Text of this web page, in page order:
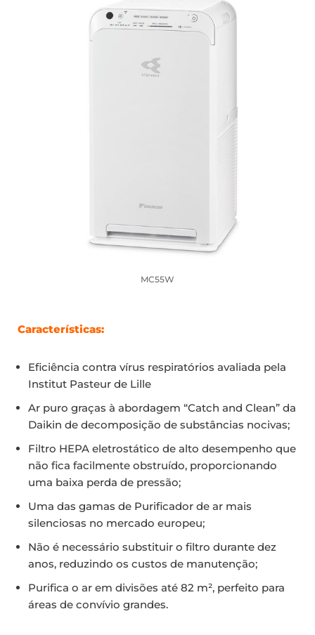
MC55W
Características:
Eficiência contra vírus respiratórios avaliada pela
Institut Pasteur de Lille
Ar puro graças à abordagem “Catch and Clean” da
Daikin de decomposição de substâncias nocivas;
Filtro HEPA eletrostático de alto desempenho que
não fica facilmente obstruído, proporcionando
uma baixa perda de pressão;
Uma das gamas de Purificador de ar mais
silenciosas no mercado europeu;
Não é necessário substituir o filtro durante dez
anos, reduzindo os custos de manutenção;
Purifica o ar em divisões até 82 m², perfeito para
áreas de convívio grandes.